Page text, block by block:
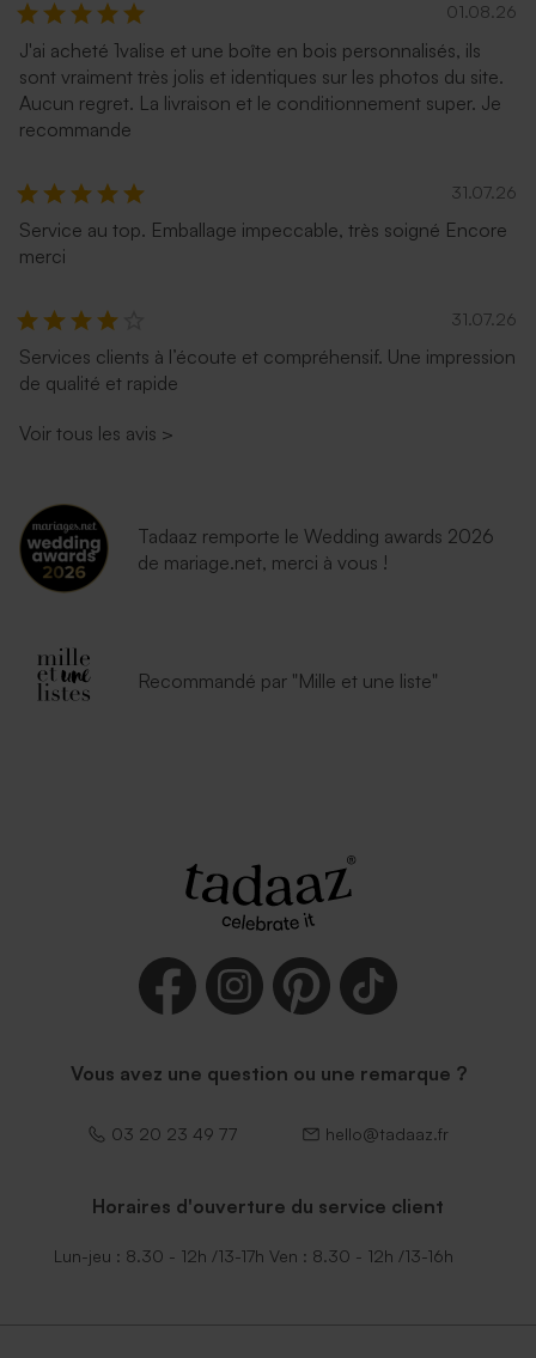
Carrément rouge
Enveloppe recyclée mariage
carrée
01.08.26
J'ai acheté 1valise et une boîte en bois personnalisés, ils
sont vraiment très jolis et identiques sur les photos du site.
Aucun regret. La livraison et le conditionnement super. Je
recommande
31.07.26
Service au top. Emballage impeccable, très soigné Encore
merci
31.07.26
Services clients à l’écoute et compréhensif. Une impression
de qualité et rapide
Voir tous les avis >
Tadaaz remporte le Wedding awards 2026
de mariage.net, merci à vous !
Recommandé par "Mille et une liste"
Vous avez une question ou une remarque ?
03 20 23 49 77 hello@tadaaz.fr
Horaires d'ouverture du service client
Lun-jeu : 8.30 - 12h /13-17h Ven : 8.30 - 12h /13-16h